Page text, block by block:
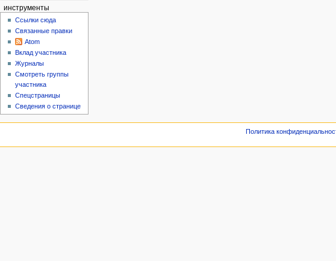
инструменты
Ссылки сюда
Связанные правки
Atom
Вклад участника
Журналы
Смотреть группы
участника
Спецстраницы
Сведения о странице
Политика